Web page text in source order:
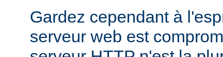
Gardez cependant à
serveur web est